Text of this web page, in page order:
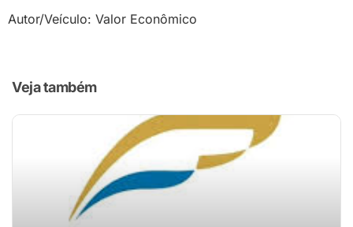
Autor/Veículo: Valor Econômico
Veja também